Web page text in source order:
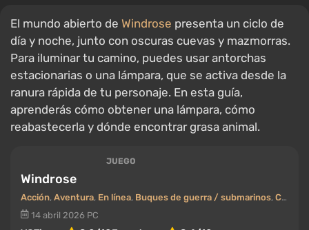
El mundo abierto de Windrose presenta un ciclo de
día y noche, junto con oscuras cuevas y mazmorras.
Para iluminar tu camino, puedes usar antorchas
estacionarias o una lámpara, que se activa desde la
ranura rápida de tu personaje. En esta guía,
aprenderás cómo obtener una lámpara, cómo
reabastecerla y dónde encontrar grasa animal.
JUEGO
Windrose
Acción, Aventura, En línea, Buques de guerra / submarinos, Cooperativo (co-op)
14 abril 2026 PC